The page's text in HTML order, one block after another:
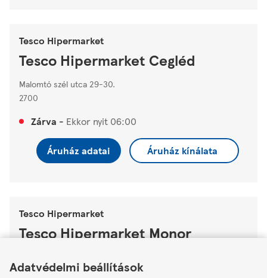
Adatvédelmi beállítások
Tesco Hipermarket
Tesco Hipermarket Cegléd
Malomtó szél utca 29-30.
2700
Zárva - Ekkor nyit 06:00
Áruház adatai Áruház kínálata
Tesco Hipermarket
Tesco Hipermarket Monor
2200